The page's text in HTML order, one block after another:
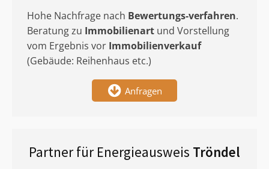
Hohe Nachfrage nach Bewertungs-verfahren.
Beratung zu Immobilienart und Vorstellung
vom Ergebnis vor Immobilienverkauf
(Gebäude: Reihenhaus etc.)
Anfragen
Partner für Energieausweis Tröndel